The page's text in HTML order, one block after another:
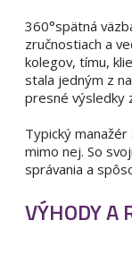
360°spätná
zručnostiach a
kolegov, tímu,
stala jedným z
presné výsledky
Typický
mimo nej. So
správania a
VÝHODY A